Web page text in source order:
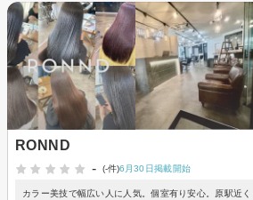
RONND
-
(-件)6月30日掲載開始
カラー美技で幅広い人に人気。個室有り安心。原駅近